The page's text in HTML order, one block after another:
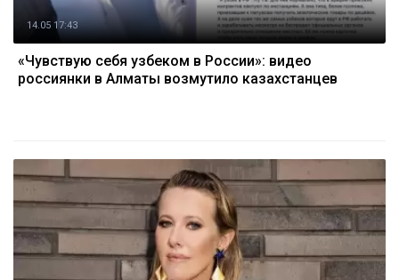
14.05 17:43
«Чувствую себя узбеком в России»: видео
россиянки в Алматы возмутило казахстанцев